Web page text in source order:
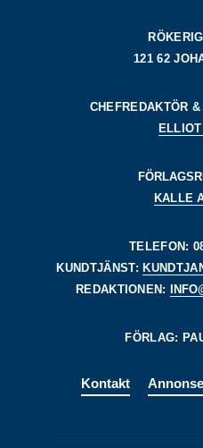
121 62
CHEFREDAKTÖR
KALLE
TELEFON:
KUNDTJÄNST:
REDAKTIONEN:
FÖRLAG:
Kontakt